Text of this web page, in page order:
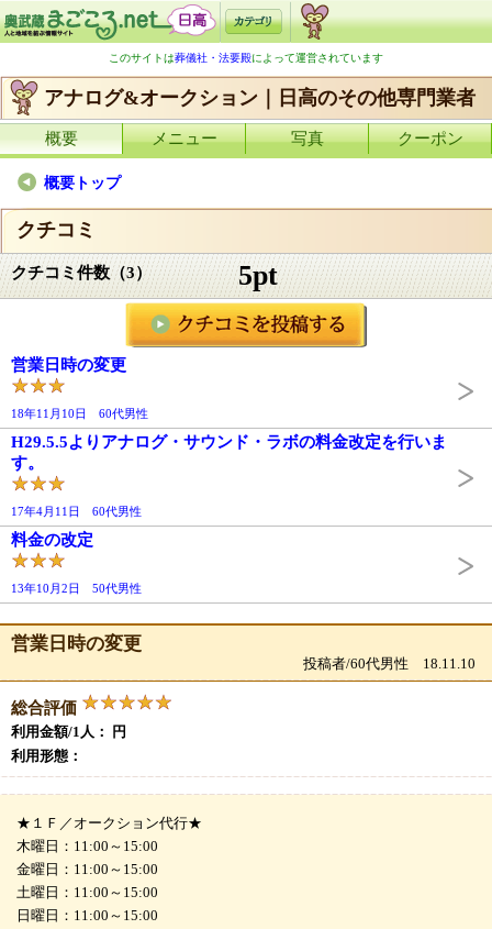
このサイトは葬儀社・法要殿によって運営されています
アナログ&オークション｜日高のその他専門業者
概要 メニュー 写真 クーポン
概要トップ
クチコミ
クチコミ件数（3） 5pt
営業日時の変更
18年11月10日 60代男性
H29.5.5よりアナログ・サウンド・ラボの料金改定を行いま
す。
17年4月11日 60代男性
料金の改定
13年10月2日 50代男性
営業日時の変更
投稿者/60代男性 18.11.10
総合評価
利用金額/1人： 円
利用形態：
★１Ｆ／オークション代行★
木曜日：11:00～15:00
金曜日：11:00～15:00
土曜日：11:00～15:00
日曜日：11:00～15:00